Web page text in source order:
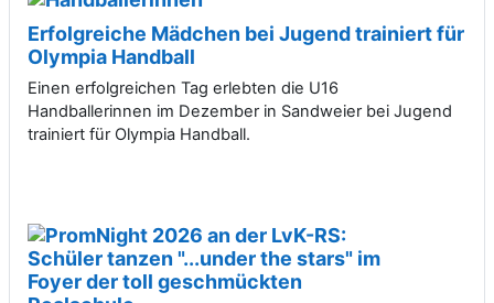
Erfolgreiche Mädchen bei Jugend trainiert für
Olympia Handball
Einen erfolgreichen Tag erlebten die U16
Handballerinnen im Dezember in Sandweier bei Jugend
trainiert für Olympia Handball.